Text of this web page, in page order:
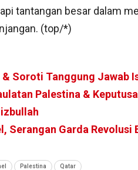
tantangan besar dalam
(top/*)
Soroti Tanggung Jawab
Palestina &
Serangan Garda Revolusi
Palestina Qatar